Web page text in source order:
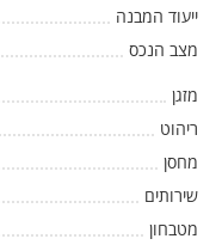
ייעוד המבנה
מצב הנכס
מזגן
ריהוט
מחסן
שירותים
מטבחון